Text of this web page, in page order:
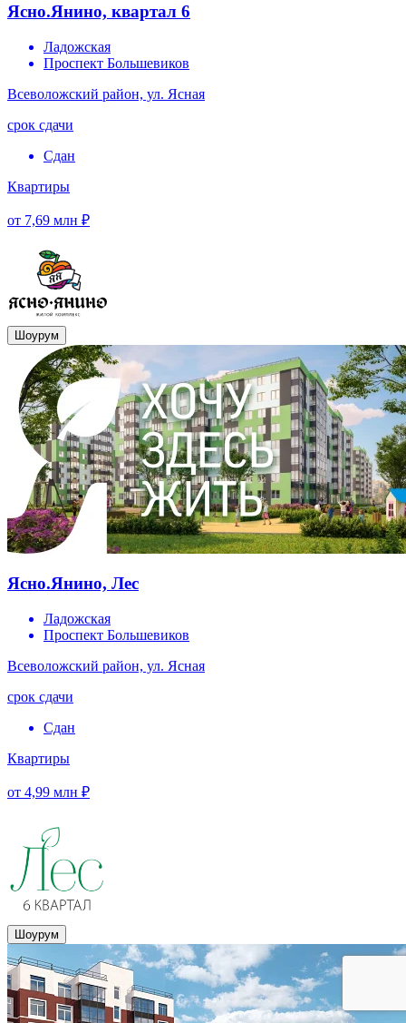
Ясно.Янино, квартал 6
Ладожская
Проспект Большевиков
Всеволожский район, ул. Ясная
срок сдачи
Сдан
Квартиры
от 7,69 млн ₽
Шоурум
Ясно.Янино, Лес
Ладожская
Проспект Большевиков
Всеволожский район, ул. Ясная
срок сдачи
Сдан
Квартиры
от 4,99 млн ₽
Шоурум